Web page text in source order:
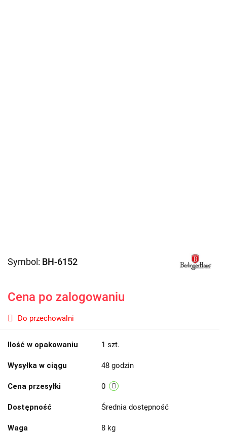
Symbol: BH-6152
Cena po zalogowaniu
Do przechowalni
Ilość w opakowaniu 1 szt.
Wysyłka w ciągu 48 godzin
Cena przesyłki 0
Dostępność Średnia dostępność
Waga 8 kg